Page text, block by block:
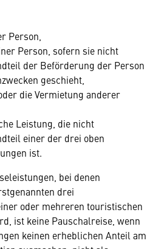
Person,
Person, sofern sie nicht
der Beförderung der Person
geschieht,
die Vermietung anderer
Leistung, die nicht
einer der drei oben
ist.
bei denen
drei
oder mehreren touristischen
ist keine Pauschalreise, wenn
keinen erheblichen Anteil am